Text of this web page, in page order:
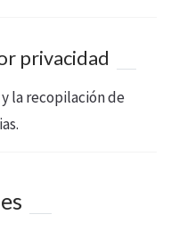
privacidad
la recopilación de